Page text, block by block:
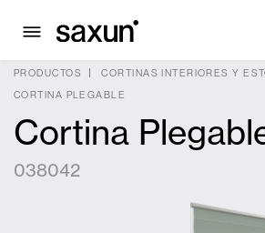
PRODUCTOS
CORTINAS INTERIORES Y
CORTINA PLEGABLE
Cortina
038042